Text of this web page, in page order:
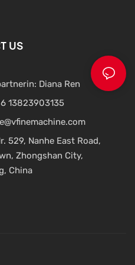
US
Diana Ren
13823903135
529, Nanhe East Road,
Zhongshan City,
China